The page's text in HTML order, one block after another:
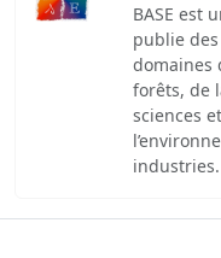
BASE est
publie
domaines
forêts, de
sciences
industries.